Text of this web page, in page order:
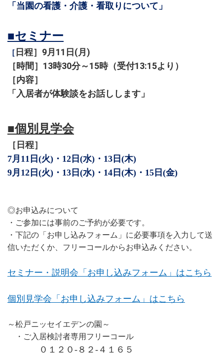
「当園の看護・介護・看取りについて」
■セミナー
［ 日程］9月11日(月)
［時間］13時30分～15時（受付13:15より）
［内容］
「入居者が体験談をお話しします」
■個別見学会
［日程］
7月 11日(火)・ 12日(水) ・13日(木)
9月 12日(火)・ 13日(水) ・14日(木)・15日(金)
◎お申込みについて
・ご参加には事前のご予約が必要です。
・下記の 「お申し込みフォーム」に必要事項を入力して送
信いただくか、 フリーコールからお申込みください。
セミナー・説明会「お申し込みフォーム」はこちら
個別見学会「お申し込みフォーム」はこちら
～松戸ニッセイエデンの園～
・ご入居検討者専用フリーコール
０１２０-８２-４１６５